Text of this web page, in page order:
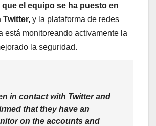
el equipo se ha puesto en
y la plataforma de redes
está monitoreando activamente la
la seguridad.
in contact with Twitter and
that they have an
on the accounts and